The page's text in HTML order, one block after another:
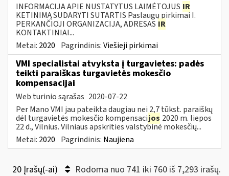
INFORMACIJA APIE NUSTATYTUS LAIMĖTOJUS IR
KETINIMĄ SUDARYTI SUTARTIS Paslaugų pirkimai I.
PERKANČIOJI ORGANIZACIJA, ADRESAS IR
KONTAKTINIAI...
Metai: 2020 Pagrindinis:Viešieji pirkimai
VMI specialistai atvyksta į turgavietes: padės
teikti paraiškas turgavietės mokesčio
kompensacijai
Web turinio sąrašas 2020-07-22
Per Mano VMI jau pateikta daugiau nei 2,7 tūkst. paraiškų
dėl turgavietės mokesčio kompensacijos 2020 m. liepos
22 d., Vilnius. Vilniaus apskrities valstybinė mokesčių...
Metai: 2020 Pagrindinis: Naujiena
20 Įrašų(-ai) Rodoma nuo 741 iki 760 iš 7,293 irašų.